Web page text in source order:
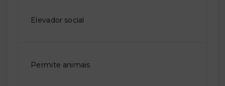
Elevador social
Permite animais